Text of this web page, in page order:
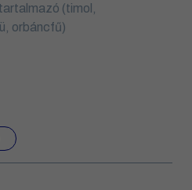
(timol,
orbáncfű)